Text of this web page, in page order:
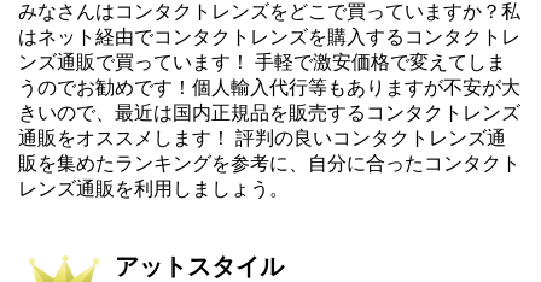
みなさんはコンタクトレンズをどこで買っていますか？私
はネット経由でコンタクトレンズを購入するコンタクトレ
ンズ通販で買っています！ 手軽で激安価格で変えてしま
うのでお勧めです！個人輸入代行等もありますが不安が大
きいので、最近は国内正規品を販売するコンタクトレンズ
通販をオススメします！ 評判の良いコンタクトレンズ通
販を集めたランキングを参考に、自分に合ったコンタクト
レンズ通販を利用しましょう。
アットスタイル